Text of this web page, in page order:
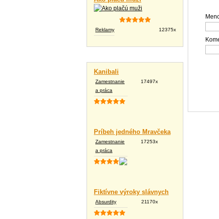
Reklamy 12375x
Kanibali
Zamestnanie
a práca
17497x
Príbeh jedného Mravčeka
Zamestnanie
a práca
17253x
Fiktívne výroky slávnych
Absurdity 21170x